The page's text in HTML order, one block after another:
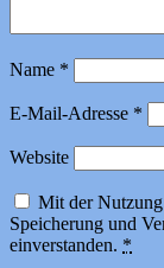
Name *
E-Mail-Adresse *
Website
Mit der
Speicherung und
einverstanden. *